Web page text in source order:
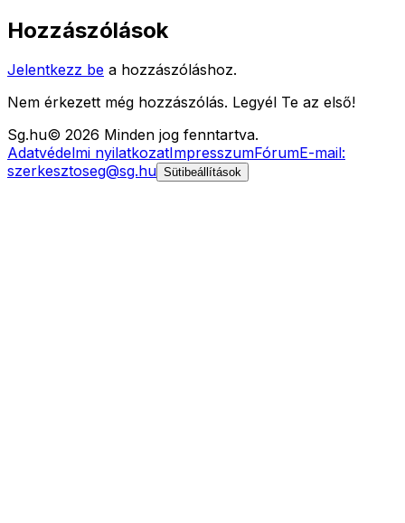
Hozzászólások
Jelentkezz be a hozzászóláshoz.
Nem érkezett még hozzászólás. Legyél Te az első!
Sg.hu© 2026 Minden jog fenntartva.
Adatvédelmi nyilatkozatImpresszumFórumE-mail:
szerkesztoseg@sg.hu Sütibeállítások